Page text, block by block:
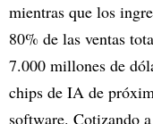
mientras que los
80% de las ventas
7.000 millones de
chips de IA de
software. Cotizando